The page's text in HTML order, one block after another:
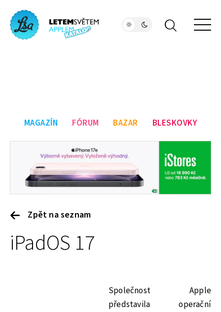
MAGAZÍN FÓRUM BAZAR BLESKOVKY
Zpět na seznam
iPadOS 17
Společnost Apple
představila operační